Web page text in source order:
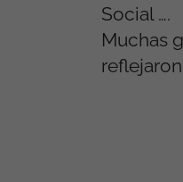
Social ….
Muchas